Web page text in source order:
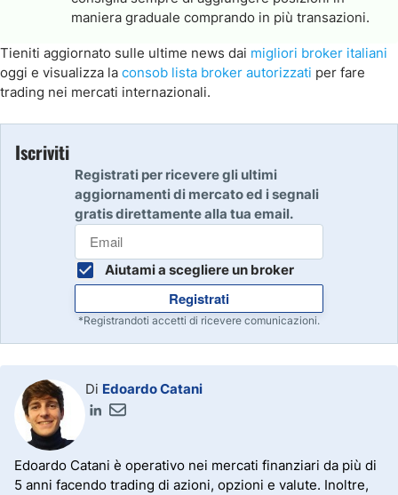
maniera graduale comprando in più transazioni.
Tieniti aggiornato sulle ultime news dai migliori broker italiani
oggi e visualizza la consob lista broker autorizzati per fare
trading nei mercati internazionali.
Iscriviti
Registrati per ricevere gli ultimi
aggiornamenti di mercato ed i segnali
gratis direttamente alla tua email.
Aiutami a scegliere un broker
Registrati
*Registrandoti accetti di ricevere comunicazioni.
Di Edoardo Catani
Edoardo Catani è operativo nei mercati finanziari da più di
5 anni facendo trading di azioni, opzioni e valute. Inoltre,